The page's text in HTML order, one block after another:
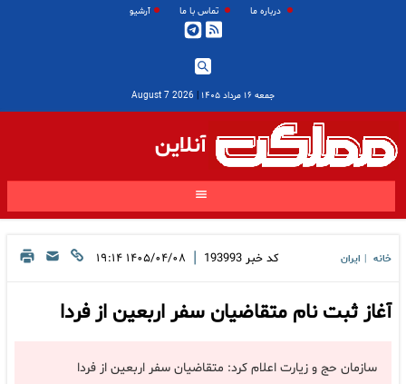
درباره ما تماس با ما آرشیو
جمعه ۱۶ مرداد ۱۴۰۵ |
2026 August 7
آنلاین
خانه ایران کد خبر 193993
| ۱۴۰۵/۰۴/۰۸ ۱۹:۱۴
آغاز ثبت نام متقاضیان سفر اربعین از فردا
سازمان حج و زیارت اعلام کرد:‌ متقاضیان سفر اربعین از فردا